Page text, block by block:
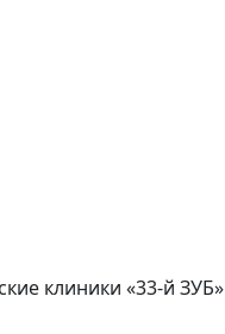
клиники «33-й ЗУБ»